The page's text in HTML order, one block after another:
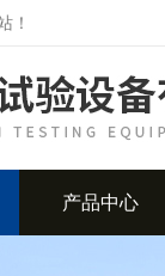
！
产品中心